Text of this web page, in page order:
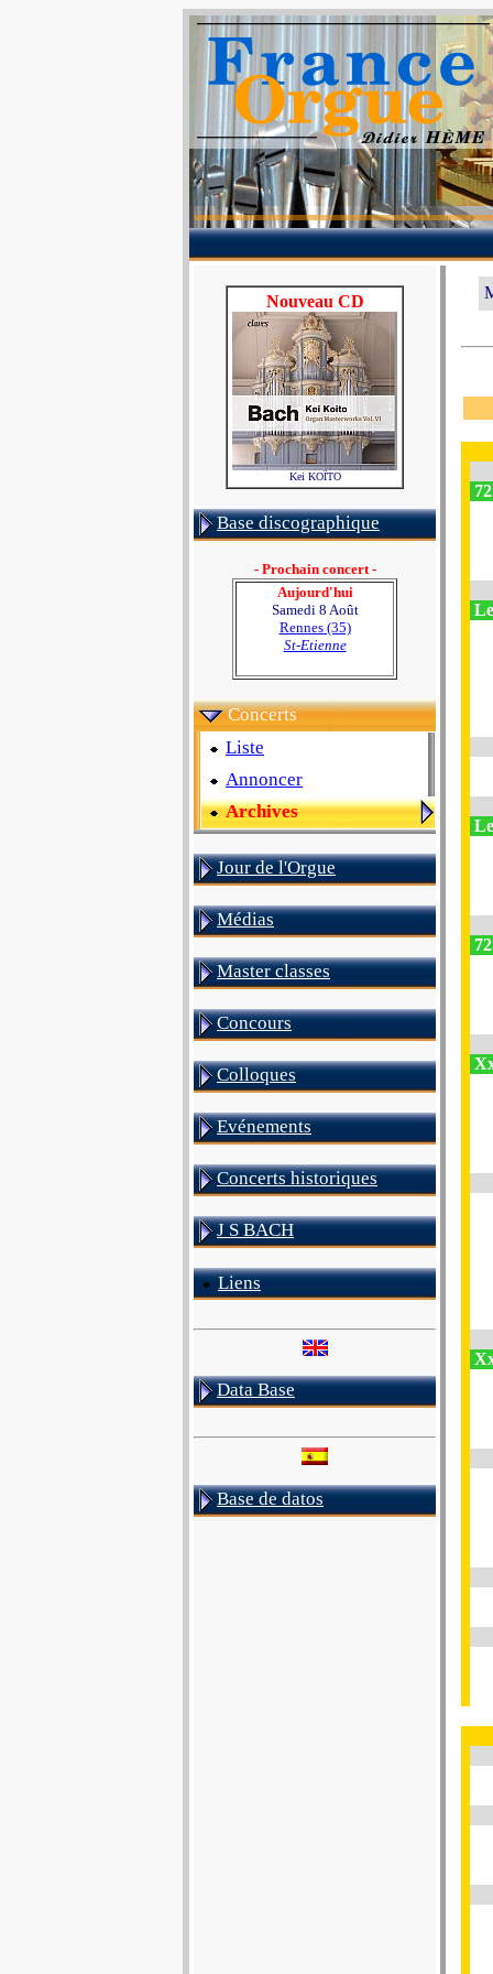
Nouveau CD
Kei KOÏTO
Base discographique
- Prochain concert -
Aujourd'hui
Samedi 8 Août
Rennes (35)
St-Etienne
Concerts
Liste
Annoncer
Archives
Jour de l'Orgue
Médias
Master classes
Concours
Colloques
Evénements
Concerts historiques
J S BACH
Liens
Data Base
Base de datos